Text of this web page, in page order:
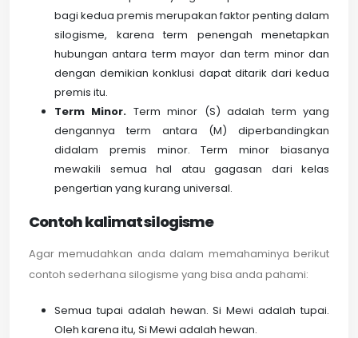
bagi kedua premis merupakan faktor penting dalam
silogisme, karena term penengah menetapkan
hubungan antara term mayor dan term minor dan
dengan demikian konklusi dapat ditarik dari kedua
premis itu.
Term Minor. Term minor (S) adalah term yang
dengannya term antara (M) diperbandingkan
didalam premis minor. Term minor biasanya
mewakili semua hal atau gagasan dari kelas
pengertian yang kurang universal.
Contoh kalimat silogisme
Agar memudahkan anda dalam memahaminya berikut
contoh sederhana silogisme yang bisa anda pahami:
Semua tupai adalah hewan. Si Mewi adalah tupai.
Oleh karena itu, Si Mewi adalah hewan.